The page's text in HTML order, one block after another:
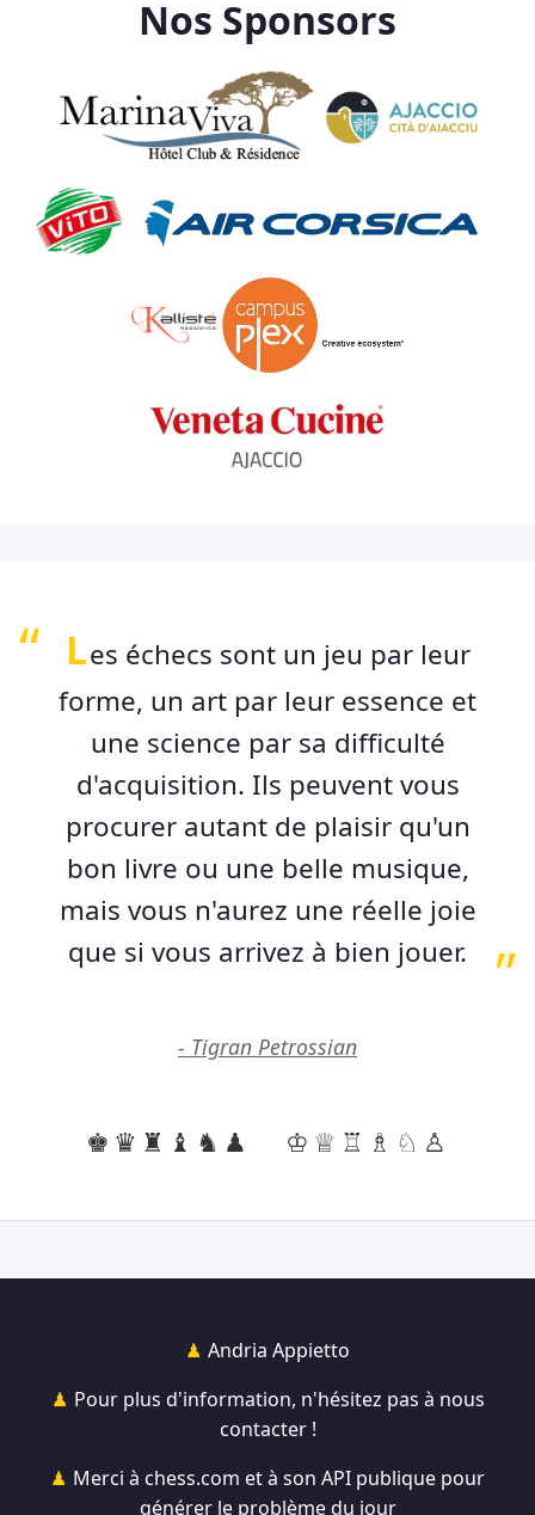
Nos Sponsors
Les échecs sont un jeu par leur
forme, un art par leur essence et
une science par sa difficulté
d'acquisition. Ils peuvent vous
procurer autant de plaisir qu'un
bon livre ou une belle musique,
mais vous n'aurez une réelle joie
que si vous arrivez à bien jouer.
- Tigran Petrossian
♚♛♜♝♞♟ ♔♕♖♗♘♙
Andria Appietto
Pour plus d'information, n'hésitez pas à nous
contacter !
Merci à chess.com et à son API publique pour
générer le problème du jour